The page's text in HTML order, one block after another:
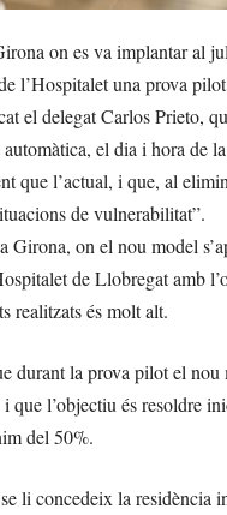
on es va implantar al
l’Hospitalet una prova
el delegat Carlos Prieto,
el dia i hora de
que l’actual, i que, al
de vulnerabilitat”.
Girona, on el nou model
de Llobregat amb
realitzats és molt alt.
durant la prova pilot el nou
l’objectiu és resoldre
del 50%.
li concedeix la residència